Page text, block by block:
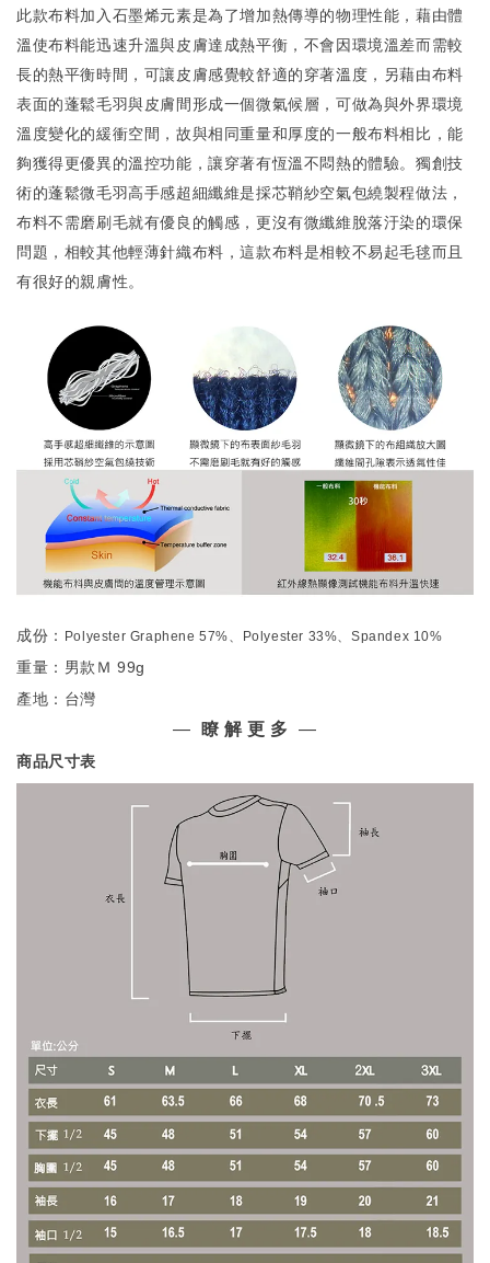
此款布料加入石墨烯元素是為了增加熱傳導的物理性能，藉由體
溫使布料能迅速升溫與皮膚達成熱平衡，不會因環境溫差而需較
長的熱平衡時間，可讓皮膚感覺較舒適的穿著溫度，另藉由布料
表面的蓬鬆毛羽與皮膚間形成一個微氣候層，可做為與外界環境
溫度變化的緩衝空間，故與相同重量和厚度的一般布料相比，能
夠獲得更優異的溫控功能，讓穿著有恆溫不悶熱的體驗。獨創技
術的蓬鬆微毛羽高手感超細纖維是採芯鞘紗空氣包繞製程做法，
布料不需磨刷毛就有優良的觸感，更沒有微纖維脫落汙染的環保
問題，相較其他輕薄針織布料，這款布料是相較不易起毛毬而且
有很好的親膚性。
成份： Polyester Graphene 57%、Polyester 33%、Spandex 10%
重量：男款Ｍ 99g
產地：台灣
— 瞭 解 更 多 —
商品尺寸表